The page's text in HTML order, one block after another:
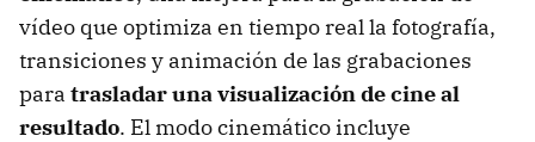
vídeo que optimiza en tiempo real la fotografía,
transiciones y animación de las grabaciones
para trasladar una visualización de cine al
resultado. El modo cinemático incluye